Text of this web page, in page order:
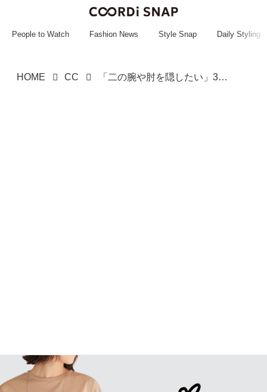
~~~~~~~~~~~
People to Watch Fashion News Style Snap Daily Styling
HOME CC 「二の腕や肘を隠したい」30・40代へ！【ハニーズ】大人のサマ見え♡「7分袖トップス」